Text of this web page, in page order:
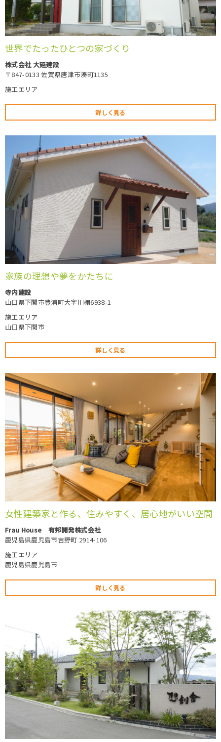
世界でたったひとつの家づくり
株式会社 大延建設
〒847-0133 佐賀県唐津市湊町1135
施工エリア
詳しく見る
家族の理想や夢をかたちに
寺内建設
山口県下関市豊浦町大字川棚6938-1
施工エリア
山口県下関市
詳しく見る
女性建築家と作る、住みやすく、居心地がいい空間
Frau House 有邦開発株式会社
鹿児島県鹿児島市吉野町 2914-106
施工エリア
鹿児島県鹿児島市
詳しく見る